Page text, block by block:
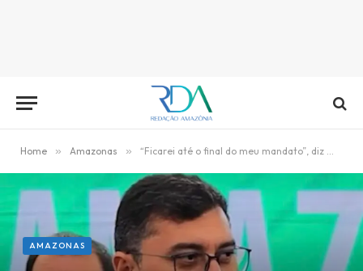
Home » Amazonas » “Ficarei até o final do meu mandato”, diz Wilson Lima ao descartar candidatura ao Senado
AMAZONAS